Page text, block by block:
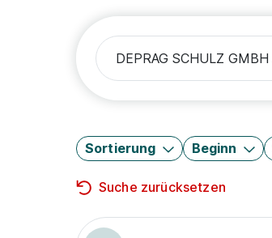
Sortierung Beginn
Suche zurücksetzen